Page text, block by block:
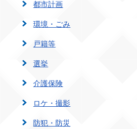
都市計画
環境・ごみ
戸籍等
選挙
介護保険
ロケ・撮影
防犯・防災